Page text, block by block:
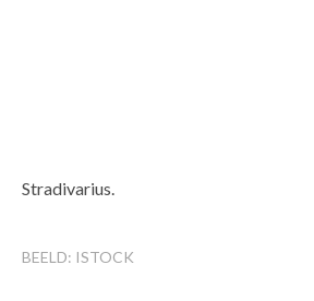
Stradivarius.
BEELD: ISTOCK